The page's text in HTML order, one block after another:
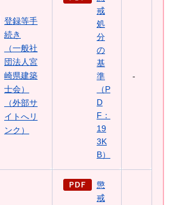
登録等手
続き
（一般社
団法人宮
崎県建築
士会）
（外部サ
イトへリ
ンク）
戒
処
分
の
基
準
（P
D
F：
19
3K
B）
-
懲
戒